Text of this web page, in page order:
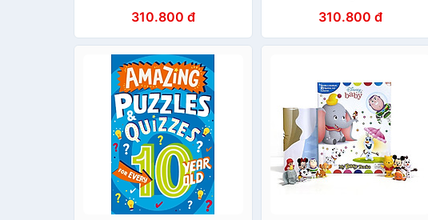
310.800 đ 310.800 đ